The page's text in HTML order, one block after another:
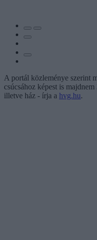
A portál közleménye szerint
csúcsához képest is
illetve ház - írja a hvg.hu.